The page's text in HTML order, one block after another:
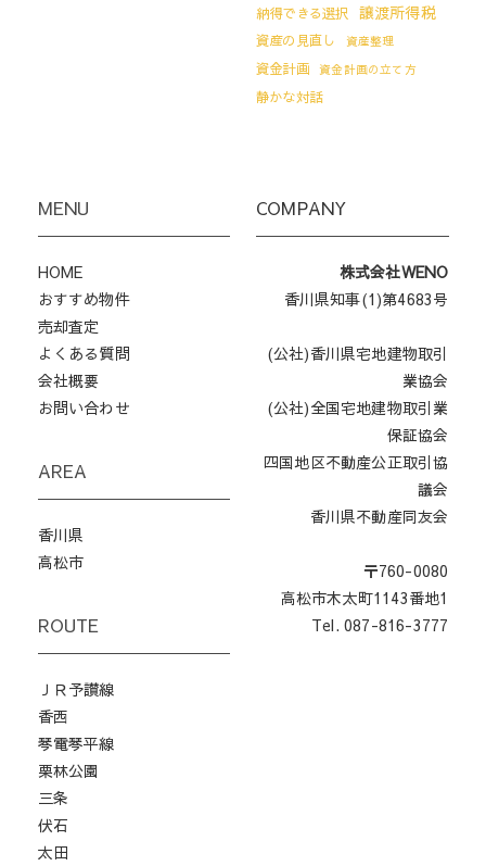
納得できる選択 譲渡所得税
資産の見直し 資産整理
資金計画 資金計画の立て方
静かな対話
MENU
HOME
おすすめ物件
売却査定
よくある質問
会社概要
お問い合わせ
AREA
香川県
高松市
ROUTE
ＪＲ予讃線
香西
琴電琴平線
栗林公園
三条
伏石
太田
COMPANY
株式会社WENO
香川県知事(1)第4683号
(公社)香川県宅地建物取引
業協会
(公社)全国宅地建物取引業
保証協会
四国地区不動産公正取引協
議会
香川県不動産同友会
〒760-0080
高松市木太町1143番地1
Tel. 087-816-3777